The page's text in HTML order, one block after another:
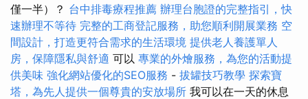
僅一半）？ 台中排毒療程推薦 辦理台胞證的完整指引，快
速辦理不等待 完整的工商登記服務，助您順利開展業務 空
間設計，打造更符合需求的生活環境 提供老人養護單人
房，保障隱私與舒適 可以 專業的外燴服務，為您的活動提
供美味 強化網站優化的SEO服務 - 拔罐技巧教學 探索寶
塔，為先人提供一個尊貴的安放場所 我可以在一天的休息